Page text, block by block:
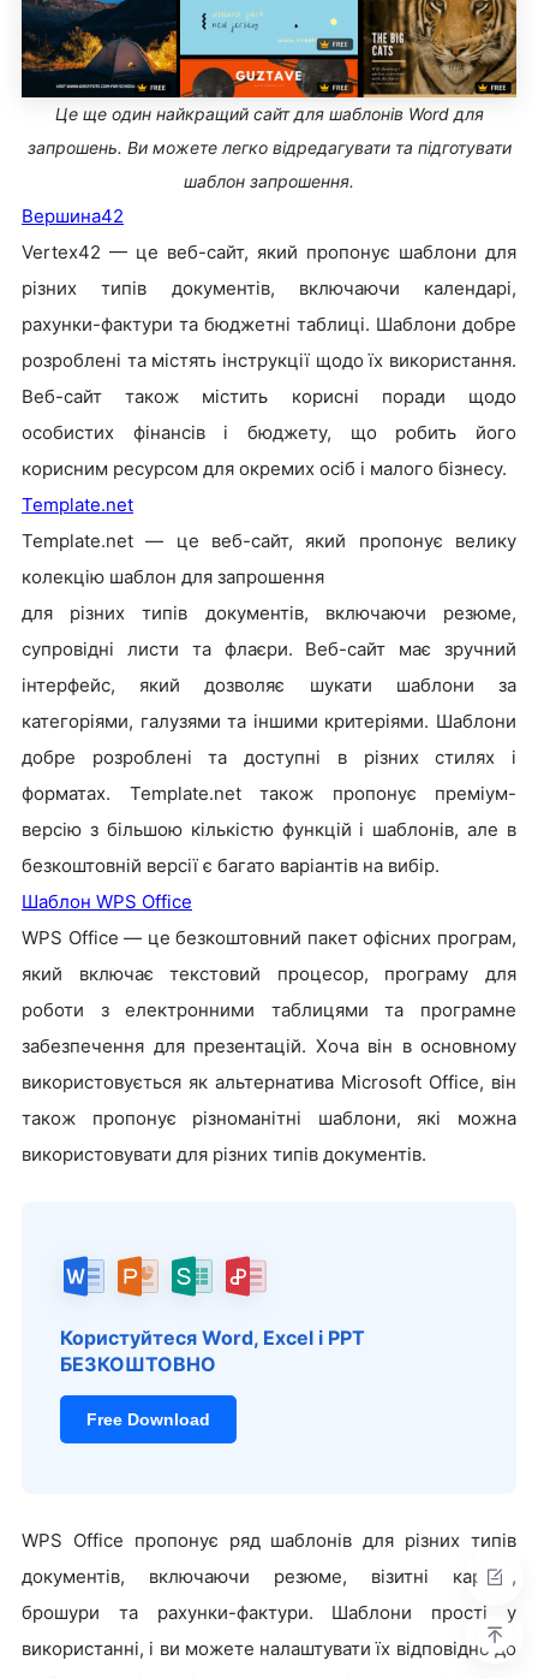
Це ще один найкращий сайт для шаблонів Word для
запрошень. Ви можете легко відредагувати та підготувати
шаблон запрошення.
Вершина42
Vertex42 — це веб-сайт, який пропонує шаблони для
різних типів документів, включаючи календарі,
рахунки-фактури та бюджетні таблиці. Шаблони добре
розроблені та містять інструкції щодо їх використання.
Веб-сайт також містить корисні поради щодо
особистих фінансів і бюджету, що робить його
корисним ресурсом для окремих осіб і малого бізнесу.
Template.net
Template.net — це веб-сайт, який пропонує велику
колекцію шаблон для запрошення
для різних типів документів, включаючи резюме,
супровідні листи та флаєри. Веб-сайт має зручний
інтерфейс, який дозволяє шукати шаблони за
категоріями, галузями та іншими критеріями. Шаблони
добре розроблені та доступні в різних стилях і
форматах. Template.net також пропонує преміум-
версію з більшою кількістю функцій і шаблонів, але в
безкоштовній версії є багато варіантів на вибір.
Шаблон WPS Office
WPS Office — це безкоштовний пакет офісних програм,
який включає текстовий процесор, програму для
роботи з електронними таблицями та програмне
забезпечення для презентацій. Хоча він в основному
використовується як альтернатива Microsoft Office, він
також пропонує різноманітні шаблони, які можна
використовувати для різних типів документів.
Користуйтеся Word, Excel і PPT
БЕЗКОШТОВНО
Free Download
WPS Office пропонує ряд шаблонів для різних типів
документів, включаючи резюме, візитні картки,
брошури та рахунки-фактури. Шаблони прості у
використанні, і ви можете налаштувати їх відповідно до